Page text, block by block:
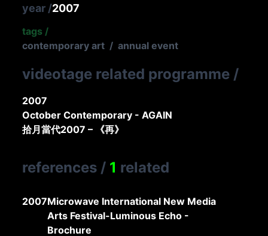
year /2007
tags /
contemporary art / annual event
videotage related programme /
2007
October Contemporary - AGAIN
拾月當代2007 – 《再》
references / 1 related
2007Microwave International New Media
Arts Festival-Luminous Echo -
Brochure